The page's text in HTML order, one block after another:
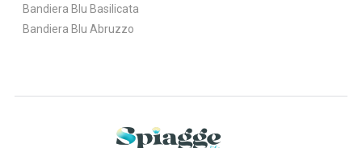
Bandiera Blu Basilicata
Bandiera Blu Abruzzo